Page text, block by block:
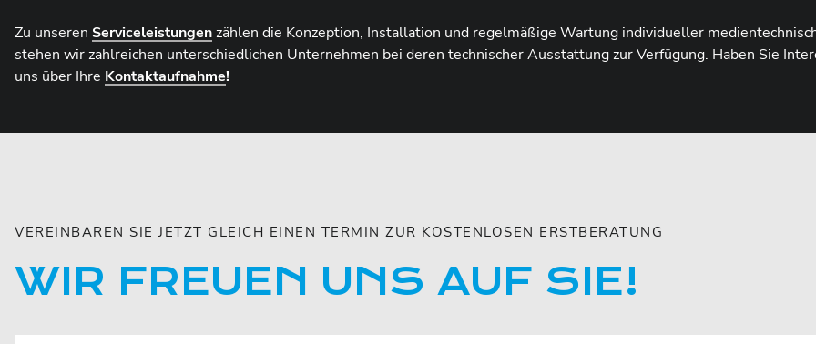
Zu unseren Serviceleistungenzählen die Konzeption, Installation und regelmäßige Wartung individueller
stehen wir zahlreichen unterschiedlichen Unternehmen bei deren technischer Ausstattung zur Verfügung. Haben Sie
uns über Ihre Kontaktaufnahme!
VEREINBAREN SIE JETZT GLEICH EINEN TERMIN ZUR KOSTENLOSEN ERSTBERATUNG
WIR FREUEN UNS AUF SIE!